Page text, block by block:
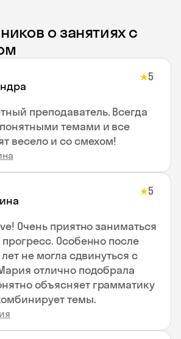
о занятиях с
★5
преподаватель. Всегда
темами и все
весело и со смехом!
★5
Очень приятно заниматься
Особенно после
не могла сдвинуться с
отлично подобрала
объясняет грамматику
темы.